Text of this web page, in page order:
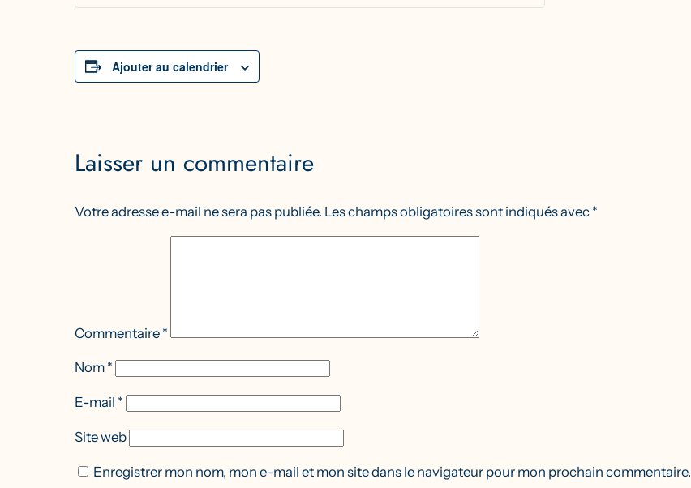
Ajouter au calendrier
Laisser un commentaire
Votre adresse e-mail ne sera pas publiée. Les champs obligatoires sont indiqués avec *
Commentaire *
Nom *
E-mail *
Site web
Enregistrer mon nom, mon e-mail et mon site dans le navigateur pour mon prochain commentaire.